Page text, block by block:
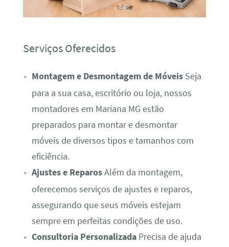
Serviços Oferecidos
Montagem e Desmontagem de MóveisSeja
para a sua casa, escritório ou loja, nossos
montadores em Mariana MG estão
preparados para montar e desmontar
móveis de diversos tipos e tamanhos com
eficiência.
Ajustes e ReparosAlém da montagem,
oferecemos serviços de ajustes e reparos,
assegurando que seus móveis estejam
sempre em perfeitas condições de uso.
Consultoria PersonalizadaPrecisa de ajuda